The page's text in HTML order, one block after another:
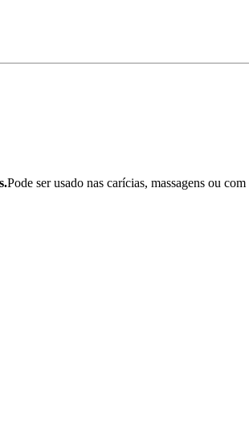
Pode ser usado nas carícias, massagens ou